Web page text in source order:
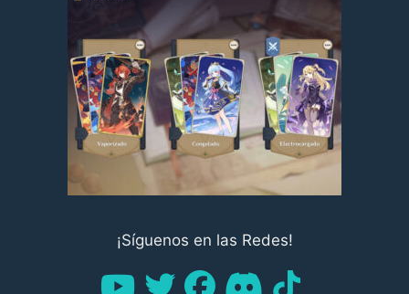
¡Síguenos en las Redes!